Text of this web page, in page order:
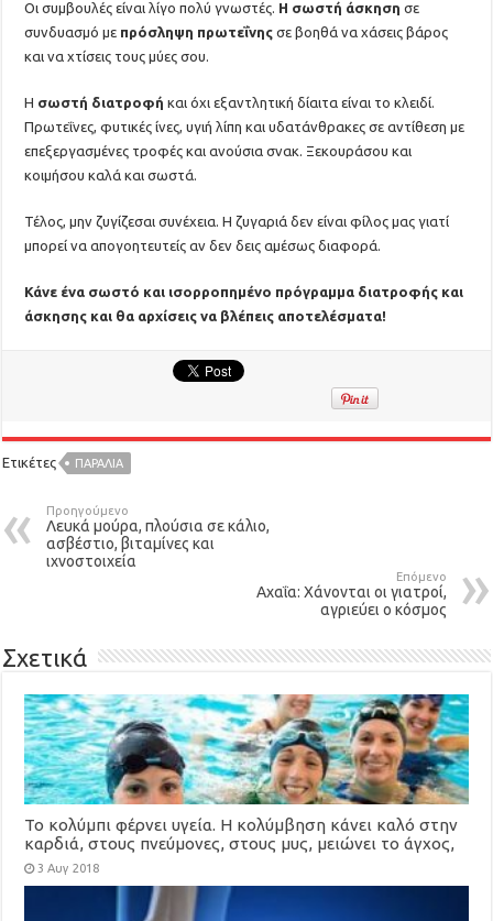
Οι συμβουλές είναι λίγο πολύ γνωστές. Η σωστή άσκησησε
συνδυασμό με πρόσληψη πρωτεΐνης σε βοηθά να χάσεις βάρος
και να χτίσεις τους μύες σου.
Η σωστή διατροφήκαι όχι εξαντλητική δίαιτα είναι το κλειδί.
Πρωτεΐνες, φυτικές ίνες, υγιή λίπη και υδατάνθρακες σε αντίθεση με
επεξεργασμένες τροφές και ανούσια σνακ. Ξεκουράσου και
κοιμήσου καλά και σωστά.
Τέλος, μην ζυγίζεσαι συνέχεια. Η ζυγαριά δεν είναι φίλος μας γιατί
μπορεί να απογοητευτείς αν δεν δεις αμέσως διαφορά.
Κάνε ένα σωστό και ισορροπημένο πρόγραμμα διατροφής και
άσκησης και θα αρχίσεις να βλέπεις αποτελέσματα!
Ετικέτες ΠΑΡΑΛΊΑ
Προηγούμενο
Λευκά μούρα, πλούσια σε κάλιο,
ασβέστιο, βιταμίνες και
ιχνοστοιχεία
Επόμενο
Αχαΐα: Χάνονται οι γιατροί,
αγριεύει ο κόσμος
Σχετικά
Το κολύμπι φέρνει υγεία. Η κολύμβηση κάνει καλό στην
καρδιά, στους πνεύμονες, στους μυς, μειώνει το άγχος,
δροσίζει
3 Αυγ 2018